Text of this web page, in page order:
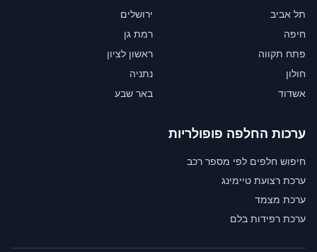
תל אביב
ירושלים
חיפה
רמת גן
פתח תקווה
ראשון לציון
חולון
נתניה
אשדוד
באר שבע
ערכות החלפה פופולריות
חיפוש חלפים לפי מספר רכב
ערכת רצועת טיימינג
ערכת מצמד
ערכת רפידות בלם